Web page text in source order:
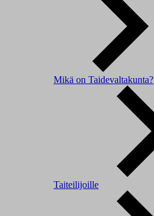
Mikä on Taidevaltakunta?
Taiteilijoille